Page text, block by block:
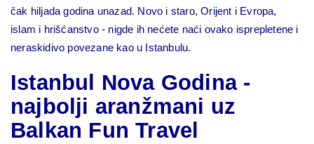
čak hiljada godina unazad. Novo i staro, Orijent i Evropa,
islam i hrišćanstvo - nigde ih nećete naći ovako isprepletene i
neraskidivo povezane kao u Istanbulu.
Istanbul Nova Godina -
najbolji aranžmani uz
Balkan Fun Travel